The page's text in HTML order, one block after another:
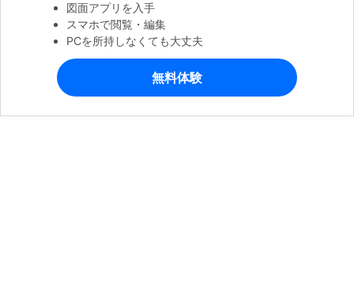
図面アプリを入手
スマホで閲覧・編集
PCを所持しなくても大丈夫
無料体験